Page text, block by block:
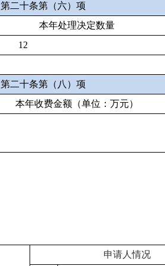
第二十条第（六）项
本年处理决定数量
12
第二十条第（八）项
本年收费金额（单位：万元）
申请人情况